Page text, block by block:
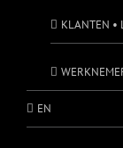
KLANTEN •
EN